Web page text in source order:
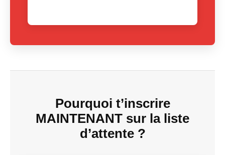
Pourquoi t’inscrire
MAINTENANT sur la liste
d’attente ?